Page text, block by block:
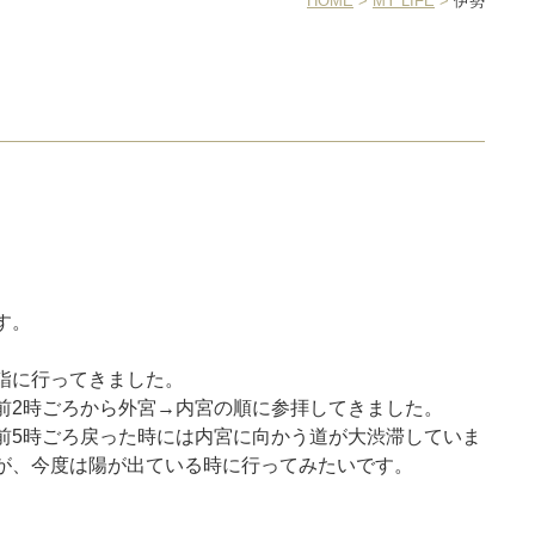
行ってきました。
2時ごろから外宮→内宮の順に参拝してきました。
5時ごろ戻った時には内宮に向かう道が大渋滞していま
今度は陽が出ている時に行ってみたいです。